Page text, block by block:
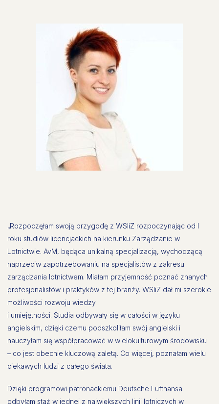
„Rozpoczęłam swoją przygodę z WSIiZ rozpoczynając od I
roku studiów licencjackich na kierunku Zarządzanie w
Lotnictwie. AvM, będąca unikalną specjalizacją, wychodzącą
naprzeciw zapotrzebowaniu na specjalistów z zakresu
zarządzania lotnictwem. Miałam przyjemność poznać znanych
profesjonalistów i praktyków z tej branży. WSIiZ dał mi szerokie
możliwości rozwoju wiedzy
i umiejętności. Studia odbywały się w całości w języku
angielskim, dzięki czemu podszkoliłam swój angielski i
nauczyłam się współpracować w wielokulturowym środowisku
– co jest obecnie kluczową zaletą. Co więcej, poznałam wielu
ciekawych ludzi z całego świata.
Dzięki programowi patronackiemu Deutsche Lufthansa
odbyłam staż w jednej z największych linii lotniczych w